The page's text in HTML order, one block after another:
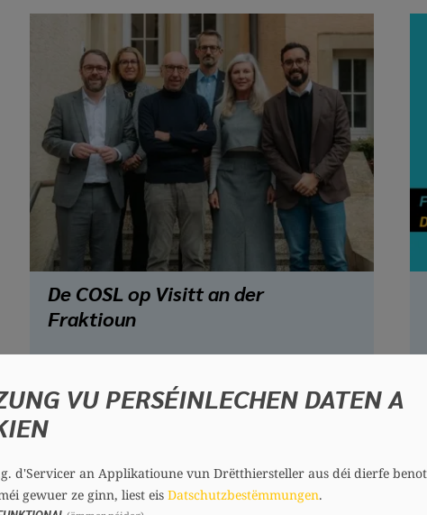
De COSL op Visitt an der
Fraktioun
VU PERSÉINLECHEN DATEN A
d'Servicer an Applikatioune vun Drëtthiersteller aus déi dierfe
gewuer ze ginn, liest eis Datschutzbestëmmungen.